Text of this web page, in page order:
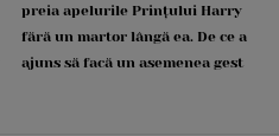
preia apelurile Prințului Harry
fără un martor lângă ea. De ce a
ajuns să facă un asemenea gest